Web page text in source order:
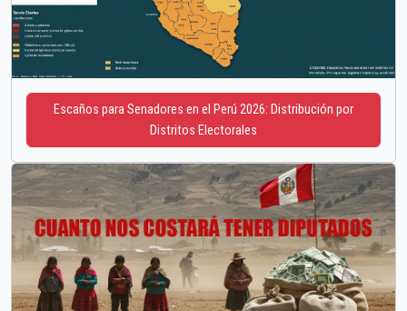
Escaños para Senadores en el Perú 2026: Distribución por
Distritos Electorales